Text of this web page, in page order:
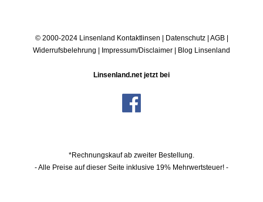
© 2000-2024 Linsenland Kontaktlinsen | Datenschutz| AGB|
Widerrufsbelehrung | Impressum/Disclaimer | Blog Linsenland
Linsenland.net jetzt bei
*Rechnungskauf ab zweiter Bestellung.
- Alle Preise auf dieser Seite inklusive 19% Mehrwertsteuer! -